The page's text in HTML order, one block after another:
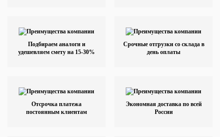
Подбираем аналоги и
удешевляем смету на 15-30%
Срочные отгрузки со склада в
день оплаты
Отсрочка платежа
постоянным клиентам
Экономная доставка по всей
России